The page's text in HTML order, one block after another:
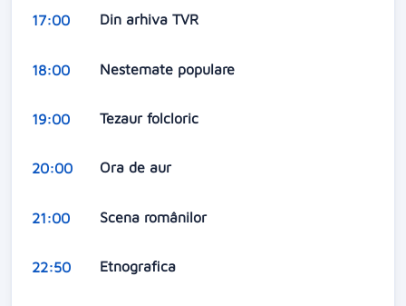
17:00 Din arhiva TVR
18:00 Nestemate populare
19:00 Tezaur folcloric
20:00 Ora de aur
21:00 Scena românilor
22:50 Etnografica